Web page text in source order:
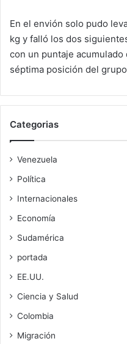
En el envión solo pudo
kg y falló los dos
con un puntaje
séptima posición del
Categorias
Venezuela
Política
Internacionales
Economía
Sudamérica
portada
EE.UU.
Ciencia y Salud
Colombia
Migración